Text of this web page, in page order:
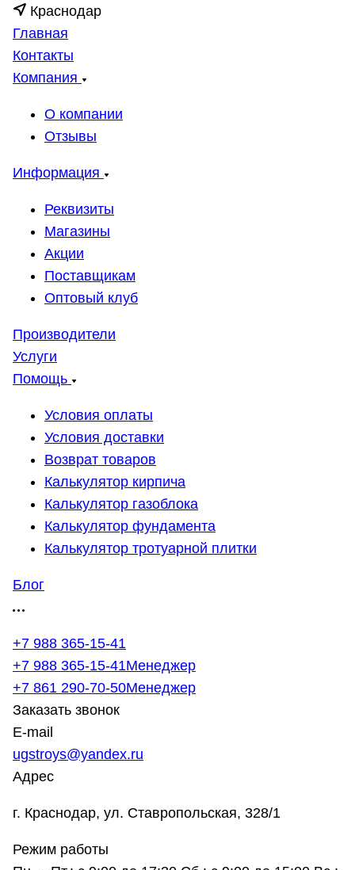
Краснодар
Главная
Контакты
Компания
О компании
Отзывы
Информация
Реквизиты
Магазины
Акции
Поставщикам
Оптовый клуб
Производители
Услуги
Помощь
Условия оплаты
Условия доставки
Возврат товаров
Калькулятор кирпича
Калькулятор газоблока
Калькулятор фундамента
Калькулятор тротуарной плитки
Блог
+7 988 365-15-41
+7 988 365-15-41Менеджер
+7 861 290-70-50Менеджер
Заказать звонок
E-mail
ugstroys@yandex.ru
Адрес
г. Краснодар, ул. Ставропольская, 328/1
Режим работы